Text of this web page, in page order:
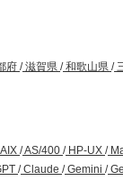
府 /滋賀県 /和歌山県 /
/AS/400 /HP-UX /
/Claude /Gemini /